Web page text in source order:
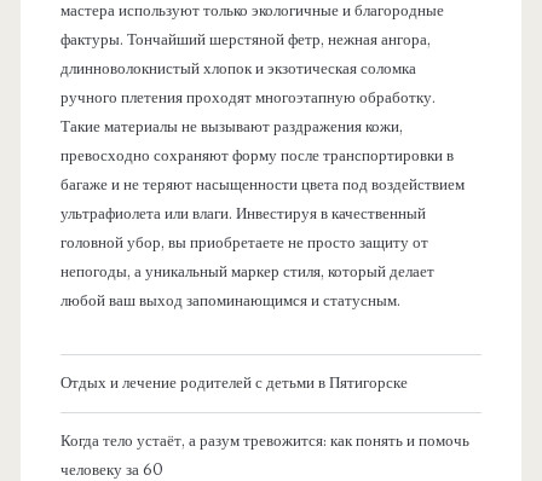
мастера используют только экологичные и благородные
фактуры. Тончайший шерстяной фетр, нежная ангора,
длинноволокнистый хлопок и экзотическая соломка
ручного плетения проходят многоэтапную обработку.
Такие материалы не вызывают раздражения кожи,
превосходно сохраняют форму после транспортировки в
багаже и не теряют насыщенности цвета под воздействием
ультрафиолета или влаги. Инвестируя в качественный
головной убор, вы приобретаете не просто защиту от
непогоды, а уникальный маркер стиля, который делает
любой ваш выход запоминающимся и статусным.
Отдых и лечение родителей с детьми в Пятигорске
Когда тело устаёт, а разум тревожится: как понять и помочь
человеку за 60